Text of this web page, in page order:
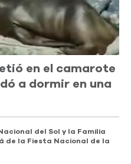
en el camarote
a dormir en una
del Sol y la Familia
de la Fiesta Nacional de la